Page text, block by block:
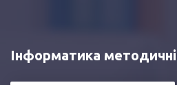
Інформатика